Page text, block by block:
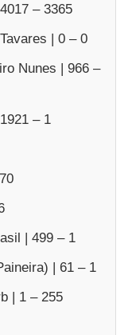
– 3365
| 0 – 0
Nunes | 966 –
– 1
| 499 – 1
| 61 – 1
| 1 – 255